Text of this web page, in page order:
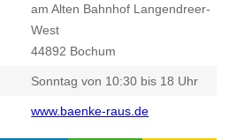
am Alten Bahnhof Langendreer-
West
44892 Bochum
Sonntag von 10:30 bis 18 Uhr
www.baenke-raus.de